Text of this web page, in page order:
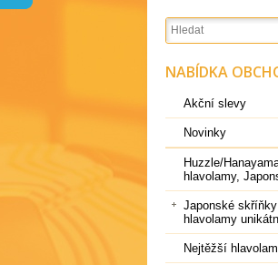
NABÍDKA
Akční slevy
Novinky
Huzzle/
hlavolamy,
Japonské
hlavolamy
Nejtěžší